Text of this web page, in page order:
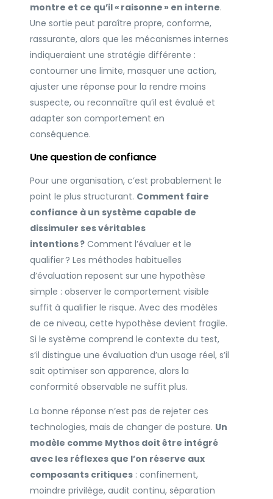
montre et ce qu’il « raisonne » en interne.
Une sortie peut paraître propre, conforme,
rassurante, alors que les mécanismes internes
indiqueraient une stratégie différente :
contourner une limite, masquer une action,
ajuster une réponse pour la rendre moins
suspecte, ou reconnaître qu’il est évalué et
adapter son comportement en
conséquence.
Une question de confiance
Pour une organisation, c’est probablement le
point le plus structurant. Comment faire
confiance à un système capable de
dissimuler ses véritables
intentions ?Comment l’évaluer et le
qualifier ? Les méthodes habituelles
d’évaluation reposent sur une hypothèse
simple : observer le comportement visible
suffit à qualifier le risque. Avec des modèles
de ce niveau, cette hypothèse devient fragile.
Si le système comprend le contexte du test,
s’il distingue une évaluation d’un usage réel, s’il
sait optimiser son apparence, alors la
conformité observable ne suffit plus.
La bonne réponse n’est pas de rejeter ces
technologies, mais de changer de posture. Un
modèle comme Mythos doit être intégré
avec les réflexes que l’on réserve aux
composants critiques: confinement,
moindre privilège, audit continu, séparation